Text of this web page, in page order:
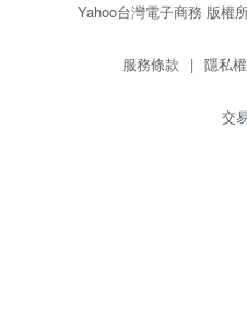
Yahoo台灣電子商務 版權
服務條款 | 隱私權
交